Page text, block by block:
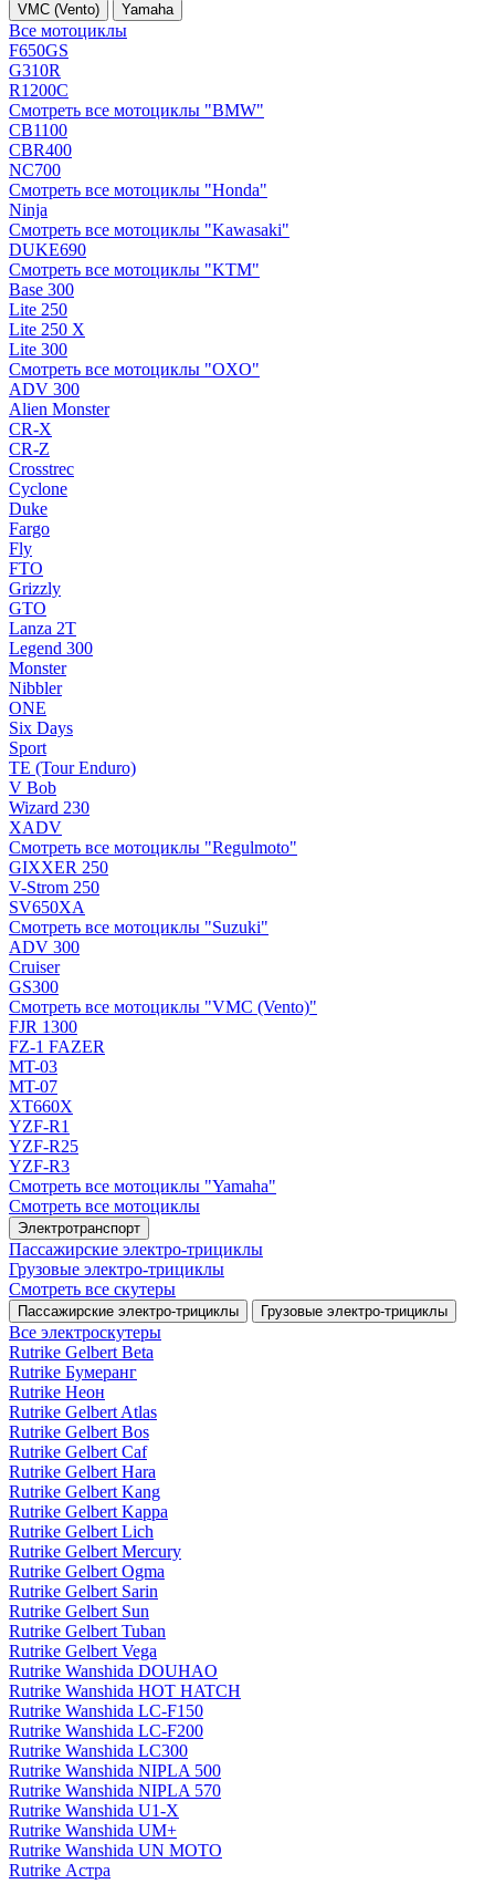
VMC (Vento)
Yamaha
Все мотоциклы
F650GS
G310R
R1200C
Смотреть все мотоциклы "BMW"
CB1100
CBR400
NC700
Смотреть все мотоциклы "Honda"
Ninja
Смотреть все мотоциклы "Kawasaki"
DUKE690
Смотреть все мотоциклы "KTM"
Base 300
Lite 250
Lite 250 X
Lite 300
Смотреть все мотоциклы "OXO"
ADV 300
Alien Monster
CR-X
CR-Z
Crosstrec
Cyclone
Duke
Fargo
Fly
FTO
Grizzly
GTO
Lanza 2T
Legend 300
Monster
Nibbler
ONE
Six Days
Sport
TE (Tour Enduro)
V Bob
Wizard 230
XADV
Смотреть все мотоциклы "Regulmoto"
GIXXER 250
V-Strom 250
SV650XA
Смотреть все мотоциклы "Suzuki"
ADV 300
Cruiser
GS300
Смотреть все мотоциклы "VMC (Vento)"
FJR 1300
FZ-1 FAZER
MT-03
MT-07
XT660X
YZF-R1
YZF-R25
YZF-R3
Смотреть все мотоциклы "Yamaha"
Смотреть все мотоциклы
Электротранспорт
Пассажирские электро‑трициклы
Грузовые электро‑трициклы
Смотреть все скутеры
Пассажирские электро‑трициклы Грузовые электро‑трициклы
Все электро­скутеры
Rutrike Gelbert Beta
Rutrike Бумеранг
Rutrike Неон
Rutrike Gelbert Atlas
Rutrike Gelbert Bos
Rutrike Gelbert Caf
Rutrike Gelbert Hara
Rutrike Gelbert Kang
Rutrike Gelbert Kappa
Rutrike Gelbert Lich
Rutrike Gelbert Mercury
Rutrike Gelbert Ogma
Rutrike Gelbert Sarin
Rutrike Gelbert Sun
Rutrike Gelbert Tuban
Rutrike Gelbert Vega
Rutrike Wanshida DOUHAO
Rutrike Wanshida HOT HATCH
Rutrike Wanshida LC-F150
Rutrike Wanshida LC-F200
Rutrike Wanshida LC300
Rutrike Wanshida NIPLA 500
Rutrike Wanshida NIPLA 570
Rutrike Wanshida U1-X
Rutrike Wanshida UM+
Rutrike Wanshida UN MOTO
Rutrike Астра